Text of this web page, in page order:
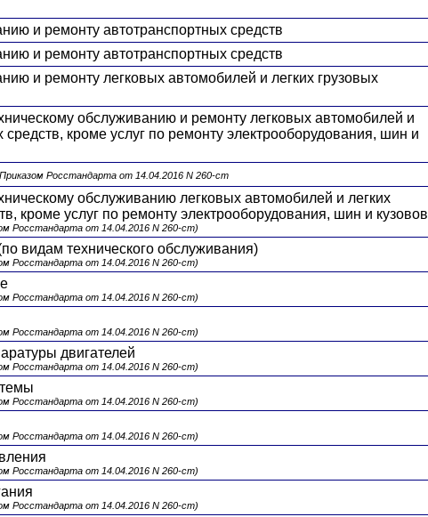
и ремонту автотранспортных средств
и ремонту автотранспортных средств
и ремонту легковых автомобилей и легких грузовых
обслуживанию и ремонту легковых автомобилей и
средств, кроме услуг по ремонту электрооборудования, шин и
Росстандарта от 14.04.2016 N 260-ст
обслуживанию легковых автомобилей и легких
кроме услуг по ремонту электрооборудования, шин и кузовов
Росстандарта от 14.04.2016 N 260-ст)
видам технического обслуживания)
Росстандарта от 14.04.2016 N 260-ст)
Росстандарта от 14.04.2016 N 260-ст)
Росстандарта от 14.04.2016 N 260-ст)
двигателей
Росстандарта от 14.04.2016 N 260-ст)
Росстандарта от 14.04.2016 N 260-ст)
Росстандарта от 14.04.2016 N 260-ст)
Росстандарта от 14.04.2016 N 260-ст)
Росстандарта от 14.04.2016 N 260-ст)